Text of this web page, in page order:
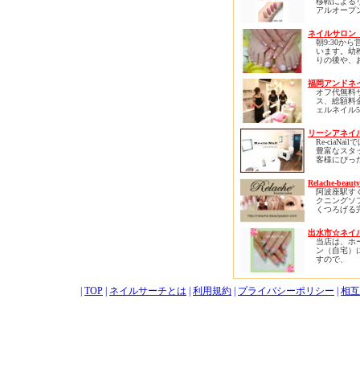
いになりそ
つらい思い
しても大丈
ネイルプレ
ーリングは
を健康に育
存分自分の
界観を爪先
来る、自分
自分自身の
ロンです。
ネイルは自
はなく自己
す。
感を生み、
がります。
あなたも爪
自分を楽し
か？
あなたのお
待ちしてお
旧アートメ
ンディで
H30.8.25に
線『 新狭
口 』徒歩3
に移転し、
ラクゼーシ
以前と変わ
性・女性・
年齢や性別
お気軽に、
アルオープ
新しくスタ
えて
楽しく、美
たいと願う
ます。
ご予約頂く
すが、突然
でも
案内が可能
それでは、
来店をお待
ネイルサロン
朝9:30から
います。幼
りの後や、
有効に使え
評いただい
す！
田町駅・三
慶応大学か
く、芝浦・
布十番から
お散歩がて
いただける
ベースジェ
ジェル、バ
ル、パラジ
リジェルな
をお選びい
す。経験豊
ッフがアド
たします。
ザインの中
ベビーカー
同伴も可能
福岡アンドネ
オフ代無料
ス、総額料
ェルネイル
ルデザイン
ます。通い
様のための
ロン。
リーシアネ
Re-ciaNail
豊富なスタ
客様にぴっ
お客様がく
落ち着きの
ン作りを心
ます。
で指先から
を叶えられ
ベートサロ
スタッフ一
お待ちして
Relache-
阿波座駅す
クニングソ
くつろげる
プライベー
だからこそ
お客様一人
キメ細やか
エクステ、
ーマ、エス
クと、 幅
出水市☆ネイ
当店は、ホ
ン（自宅）
すので、
満喫して戴
思います。
また、当店
TOP ネイルサーチとは 利用規約 プライバシーポリシー 相